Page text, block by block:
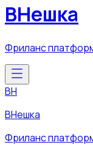
ВНешка
Фриланс
ВН
ВНешка
Фриланс